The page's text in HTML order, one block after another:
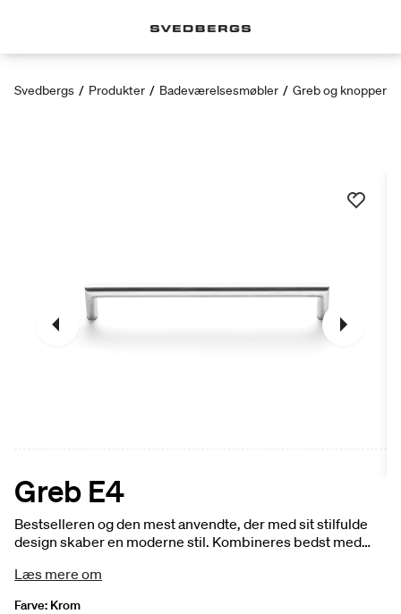
Svedbergs / Produkter / Badeværelsesmøbler / Greb og knopper
Greb E4
Bestselleren og den mest anvendte, der med sit stilfulde
design skaber en moderne stil. Kombineres bedst med
Greb E4 fås i krom og rustfrit stål, samt i 2 cc-mål: 128 og
Læs mere om
Farve: Krom